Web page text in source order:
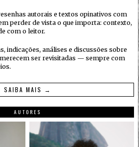
autorais e textos opinativos com
perder de vista o que importa: contexto,
com o leitor.
indicações, análises e discussões sobre
ser revisitadas — sempre com
SAIBA MAIS →
AUTORES